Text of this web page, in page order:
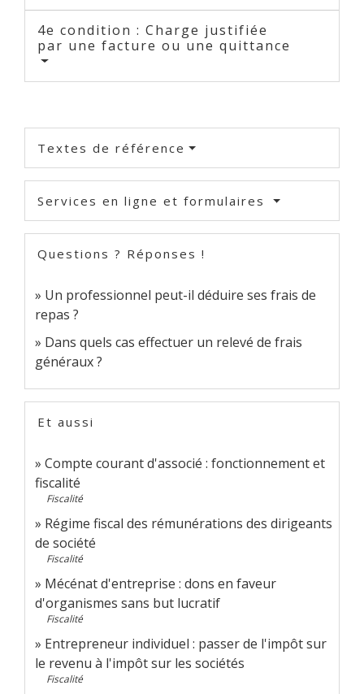
4e condition : Charge justifiée
par une facture ou une quittance
Textes de référence
Services en ligne et formulaires
Questions ? Réponses !
Un professionnel peut-il déduire ses frais de
repas ?
Dans quels cas effectuer un relevé de frais
généraux ?
Et aussi
Compte courant d'associé : fonctionnement et
fiscalité
Fiscalité
Régime fiscal des rémunérations des dirigeants
de société
Fiscalité
Mécénat d'entreprise : dons en faveur
d'organismes sans but lucratif
Fiscalité
Entrepreneur individuel : passer de l'impôt sur
le revenu à l'impôt sur les sociétés
Fiscalité